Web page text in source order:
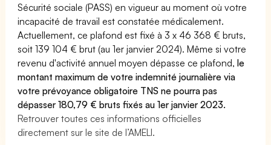
Sécurité sociale (PASS) en vigueur au moment où votre
incapacité de travail est constatée médicalement.
Actuellement, ce plafond est fixé à 3 x 46 368 € bruts,
soit 139 104 € brut (au 1er janvier 2024). Même si votre
revenu d'activité annuel moyen dépasse ce plafond,le
montant maximum de votre indemnité journalière via
votre prévoyance obligatoire TNS ne pourra pas
dépasser 180,79 € bruts fixés au 1er janvier 2023.
Retrouver toutes ces informations officielles
directement sur le site de l’AMELI.